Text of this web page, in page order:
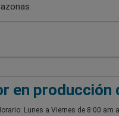
en
Lunes a Viernes de 8:00 am